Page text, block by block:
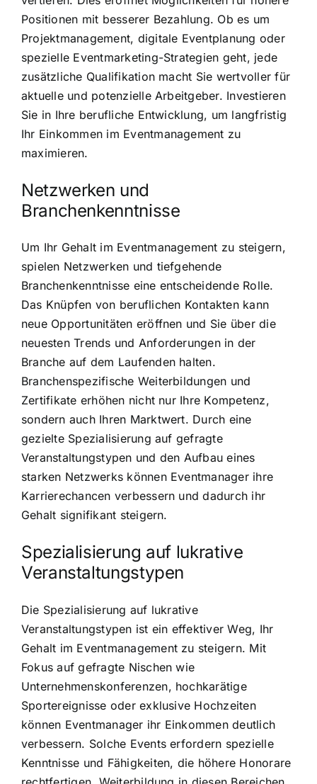
Positionen mit besserer Bezahlung. Ob es um
Projektmanagement, digitale Eventplanung oder
spezielle Eventmarketing-Strategien geht, jede
zusätzliche Qualifikation macht Sie wertvoller für
aktuelle und potenzielle Arbeitgeber. Investieren
Sie in Ihre berufliche Entwicklung, um langfristig
Ihr Einkommen im Eventmanagement zu
maximieren.
Netzwerken und
Branchenkenntnisse
Um Ihr Gehalt im Eventmanagement zu steigern,
spielen Netzwerken und tiefgehende
Branchenkenntnisse eine entscheidende Rolle.
Das Knüpfen von beruflichen Kontakten kann
neue Opportunitäten eröffnen und Sie über die
neuesten Trends und Anforderungen in der
Branche auf dem Laufenden halten.
Branchenspezifische Weiterbildungen und
Zertifikate erhöhen nicht nur Ihre Kompetenz,
sondern auch Ihren Marktwert. Durch eine
gezielte Spezialisierung auf gefragte
Veranstaltungstypen und den Aufbau eines
starken Netzwerks können Eventmanager ihre
Karrierechancen verbessern und dadurch ihr
Gehalt signifikant steigern.
Spezialisierung auf lukrative
Veranstaltungstypen
Die Spezialisierung auf lukrative
Veranstaltungstypen ist ein effektiver Weg, Ihr
Gehalt im Eventmanagement zu steigern. Mit
Fokus auf gefragte Nischen wie
Unternehmenskonferenzen, hochkarätige
Sportereignisse oder exklusive Hochzeiten
können Eventmanager ihr Einkommen deutlich
verbessern. Solche Events erfordern spezielle
Kenntnisse und Fähigkeiten, die höhere Honorare